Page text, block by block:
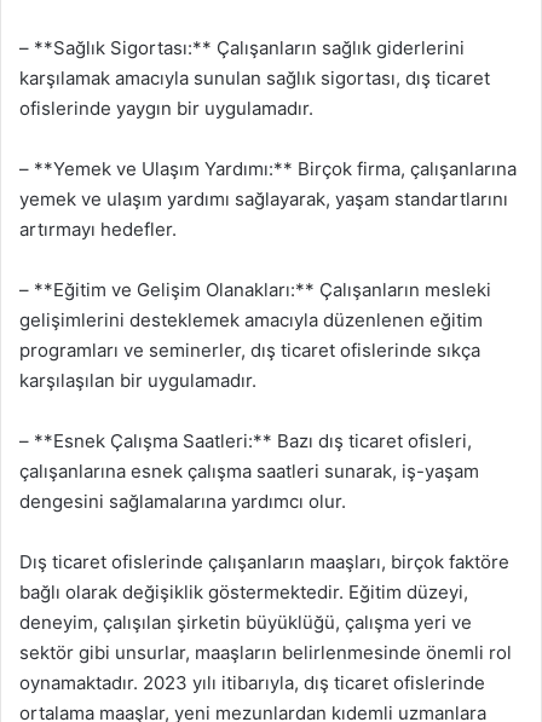
– **Sağlık Sigortası:** Çalışanların sağlık giderlerini
karşılamak amacıyla sunulan sağlık sigortası, dış ticaret
ofislerinde yaygın bir uygulamadır.
– **Yemek ve Ulaşım Yardımı:** Birçok firma, çalışanlarına
yemek ve ulaşım yardımı sağlayarak, yaşam standartlarını
artırmayı hedefler.
– **Eğitim ve Gelişim Olanakları:** Çalışanların mesleki
gelişimlerini desteklemek amacıyla düzenlenen eğitim
programları ve seminerler, dış ticaret ofislerinde sıkça
karşılaşılan bir uygulamadır.
– **Esnek Çalışma Saatleri:** Bazı dış ticaret ofisleri,
çalışanlarına esnek çalışma saatleri sunarak, iş-yaşam
dengesini sağlamalarına yardımcı olur.
Dış ticaret ofislerinde çalışanların maaşları, birçok faktöre
bağlı olarak değişiklik göstermektedir. Eğitim düzeyi,
deneyim, çalışılan şirketin büyüklüğü, çalışma yeri ve
sektör gibi unsurlar, maaşların belirlenmesinde önemli rol
oynamaktadır. 2023 yılı itibarıyla, dış ticaret ofislerinde
ortalama maaşlar, yeni mezunlardan kıdemli uzmanlara